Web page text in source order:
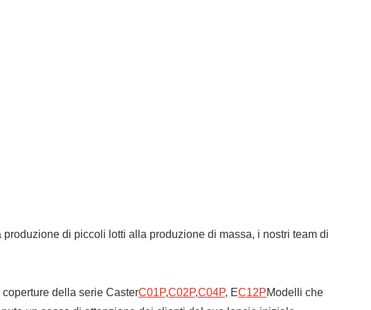
di piccoli lotti alla produzione di massa, i nostri team di
della serie CasterC01P,C02P,C04P, EC12PModelli che